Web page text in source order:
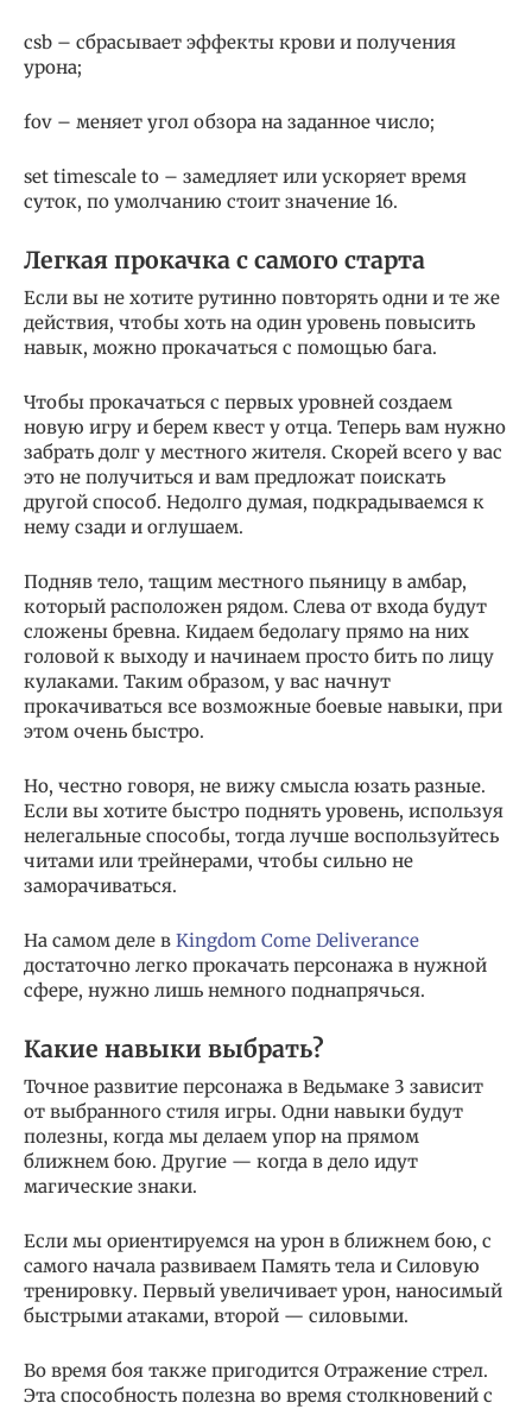
csb – сбрасывает эффекты крови и получения
урона;
fov – меняет угол обзора на заданное число;
set timescale to – замедляет или ускоряет время
суток, по умолчанию стоит значение 16.
Легкая прокачка с самого старта
Если вы не хотите рутинно повторять одни и те же
действия, чтобы хоть на один уровень повысить
навык, можно прокачаться с помощью бага.
Чтобы прокачаться с первых уровней создаем
новую игру и берем квест у отца. Теперь вам нужно
забрать долг у местного жителя. Скорей всего у вас
это не получиться и вам предложат поискать
другой способ. Недолго думая, подкрадываемся к
нему сзади и оглушаем.
Подняв тело, тащим местного пьяницу в амбар,
который расположен рядом. Слева от входа будут
сложены бревна. Кидаем бедолагу прямо на них
головой к выходу и начинаем просто бить по лицу
кулаками. Таким образом, у вас начнут
прокачиваться все возможные боевые навыки, при
этом очень быстро.
Но, честно говоря, не вижу смысла юзать разные.
Если вы хотите быстро поднять уровень, используя
нелегальные способы, тогда лучше воспользуйтесь
читами или трейнерами, чтобы сильно не
заморачиваться.
На самом деле в Kingdom Come Deliverance
достаточно легко прокачать персонажа в нужной
сфере, нужно лишь немного поднапрячься.
Какие навыки выбрать?
Точное развитие персонажа в Ведьмаке 3 зависит
от выбранного стиля игры. Одни навыки будут
полезны, когда мы делаем упор на прямом
ближнем бою. Другие — когда в дело идут
магические знаки.
Если мы ориентируемся на урон в ближнем бою, с
самого начала развиваем Память тела и Силовую
тренировку. Первый увеличивает урон, наносимый
быстрыми атаками, второй — силовыми.
Во время боя также пригодится Отражение стрел.
Эта способность полезна во время столкновений с